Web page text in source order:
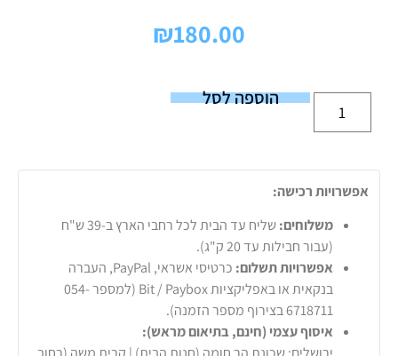
₪180.00
הוספה לסל
אפשרויות רכישה:
משלוחים:
שליח עד הבית לכל רחבי הארץ ב-39 ש"ח
(עבור חבילות עד 20 ק"ג).
אפשרויות תשלום:
כרטיסי אשראי, PayPal, העברה
בנקאית או באפליקציות Bit / Paybox (למספר 054-
6718711 בצירוף מספר הזמנה).
איסוף עצמי (חינם, בתיאום מראש):